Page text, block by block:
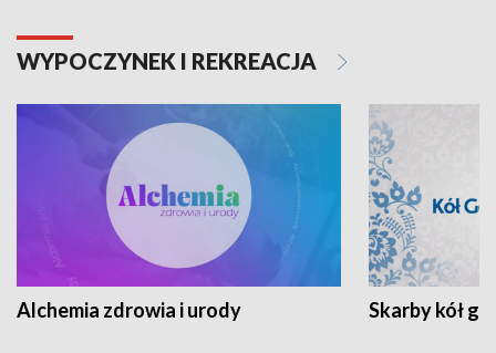
WYPOCZYNEK I REKREACJA
Alchemia zdrowia i urody Skarby kół